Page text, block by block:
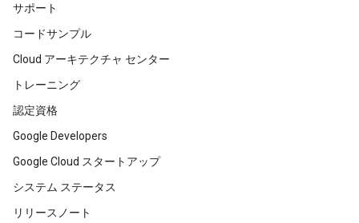
サポート
コードサンプル
Cloud アーキテクチャ センター
トレーニング
認定資格
Google Developers
Google Cloud スタートアップ
システム ステータス
リリースノート